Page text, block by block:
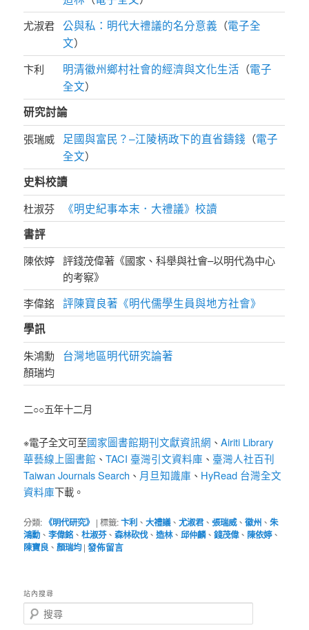
尤淑君 公與私：明代大禮議的名分意義 （電子全
文）
卞利
明清徽州鄉村社會的經濟與文化生活 （電子
全文）
研究討論
張瑞威 足國與富民？–江陵柄政下的直省鑄錢 （電子
全文）
史料校讀
杜淑芬
《明史紀事本末．大禮議》校讀
書評
陳依婷 評錢茂偉著《國家、科舉與社會–以明代為中心
的考察》
李偉銘
評陳寶良著《明代儒學生員與地方社會》
學訊
朱鴻勳
顏瑞均
台灣地區明代研究論著
二○○五年十二月
※電子全文可至國家圖書館期刊文獻資訊網 、Airiti Library
華藝線上圖書館 、TACI 臺灣引文資料庫 、 臺灣人社百刊
Taiwan Journals Search 、 月旦知識庫 、 HyRead 台灣全文
資料庫下載。
分類: 《明代研究》 |標籤:卞利 、大禮議、尤淑君、張瑞威、徽州 、朱
鴻勳 、李偉銘 、杜淑芬、森林砍伐、造林、邱仲麟、錢茂偉、 陳依婷、
陳寶良 、顏瑞均 |發佈留言
站內搜尋
搜
尋